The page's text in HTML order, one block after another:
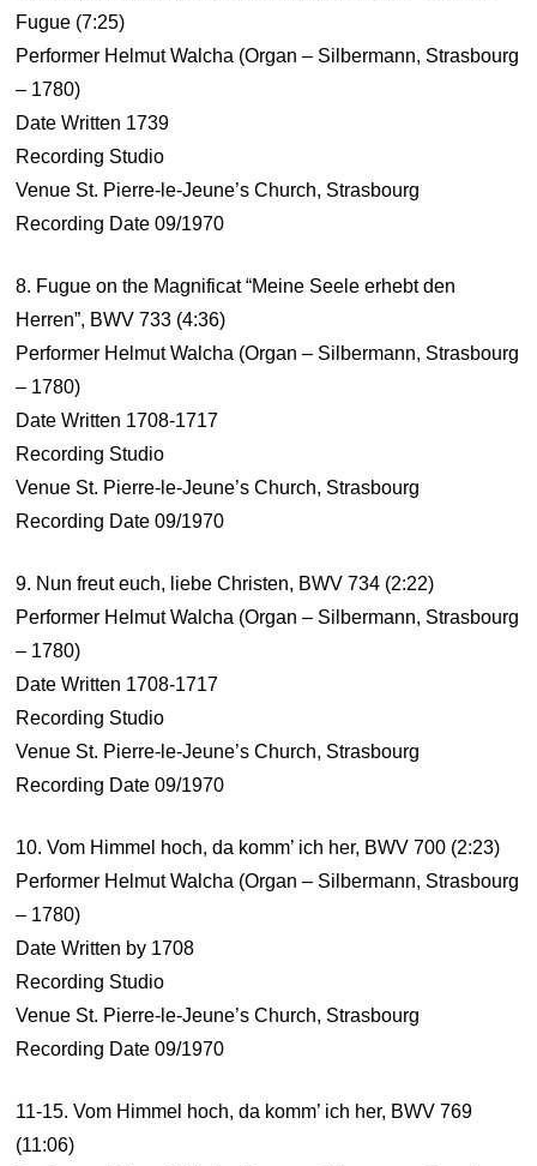
Fugue (7:25)
Performer Helmut Walcha (Organ – Silbermann, Strasbourg
– 1780)
Date Written 1739
Recording Studio
Venue St. Pierre-le-Jeune’s Church, Strasbourg
Recording Date 09/1970
8. Fugue on the Magnificat “Meine Seele erhebt den
Herren”, BWV 733 (4:36)
Performer Helmut Walcha (Organ – Silbermann, Strasbourg
– 1780)
Date Written 1708-1717
Recording Studio
Venue St. Pierre-le-Jeune’s Church, Strasbourg
Recording Date 09/1970
9. Nun freut euch, liebe Christen, BWV 734 (2:22)
Performer Helmut Walcha (Organ – Silbermann, Strasbourg
– 1780)
Date Written 1708-1717
Recording Studio
Venue St. Pierre-le-Jeune’s Church, Strasbourg
Recording Date 09/1970
10. Vom Himmel hoch, da komm’ ich her, BWV 700 (2:23)
Performer Helmut Walcha (Organ – Silbermann, Strasbourg
– 1780)
Date Written by 1708
Recording Studio
Venue St. Pierre-le-Jeune’s Church, Strasbourg
Recording Date 09/1970
11-15. Vom Himmel hoch, da komm’ ich her, BWV 769
(11:06)